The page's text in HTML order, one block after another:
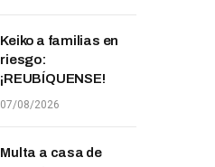
Keiko a familias en
riesgo:
¡REUBÍQUENSE!
07/08/2026
Multa a casa de